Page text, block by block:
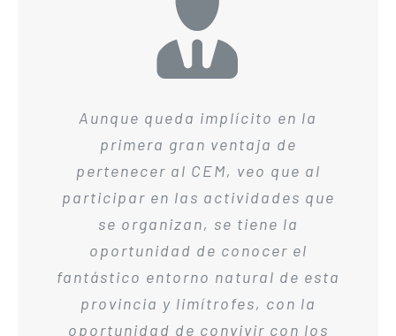
Aunque queda implícito en la
primera gran ventaja de
pertenecer al CEM, veo que al
participar en las actividades que
se organizan, se tiene la
oportunidad de conocer el
fantástico entorno natural de esta
provincia y limítrofes, con la
oportunidad de convivir con los
Que tiene un equipo de carreras
por montaña y te informa de todas
las carreras que hay en la
provincia!
Kike Villanueva CxM y Marcha
Nórdica
Pertenecer al CEM me ha
permitido conocer, aprender y
competir en un deporte como es la
marcha nórdica, compartiéndola
con un gran número de gente de
diferentes edades y condiciones
físicas, pero con un entusiasmo
maravilloso, entusiasmo que
comparten las monitoras.